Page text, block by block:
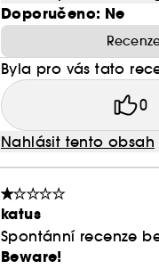
Doporučeno: Ne
Byla pro vás tato
0
Nahlásit tento obsah
katus
Spontánní recenze
Beware!